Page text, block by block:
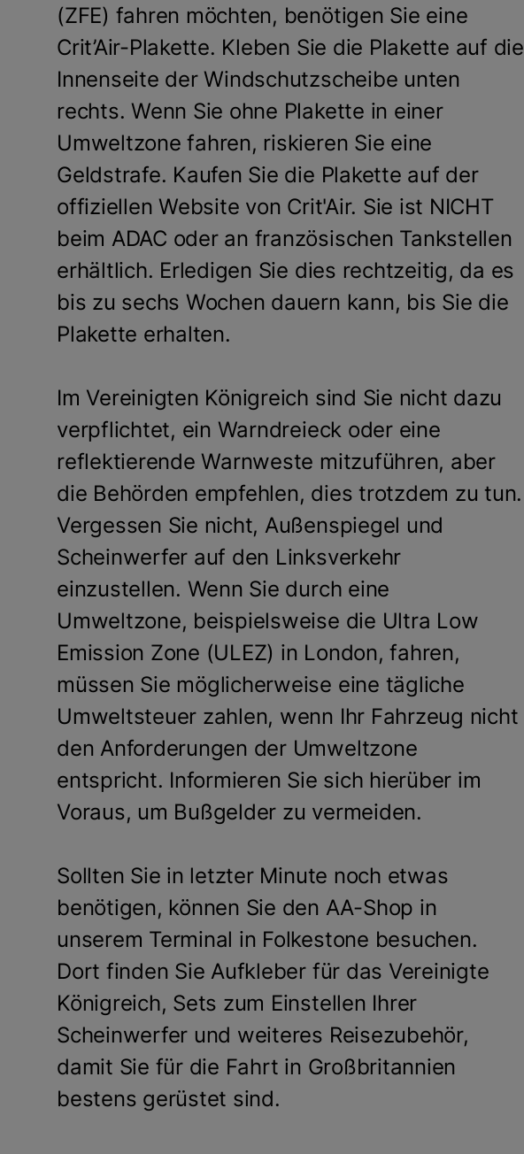
(ZFE) fahren möchten, benötigen Sie eine
Crit’Air-Plakette. Kleben Sie die Plakette auf die
Innenseite der Windschutzscheibe unten
rechts. Wenn Sie ohne Plakette in einer
Umweltzone fahren, riskieren Sie eine
Geldstrafe. Kaufen Sie die Plakette auf der
offiziellen Website von Crit'Air. Sie ist NICHT
beim ADAC oder an französischen Tankstellen
erhältlich. Erledigen Sie dies rechtzeitig, da es
bis zu sechs Wochen dauern kann, bis Sie die
Plakette erhalten.
Im Vereinigten Königreich sind Sie nicht dazu
verpflichtet, ein Warndreieck oder eine
reflektierende Warnweste mitzuführen, aber
die Behörden empfehlen, dies trotzdem zu tun.
Vergessen Sie nicht, Außenspiegel und
Scheinwerfer auf den Linksverkehr
einzustellen. Wenn Sie durch eine
Umweltzone, beispielsweise die Ultra Low
Emission Zone (ULEZ) in London, fahren,
müssen Sie möglicherweise eine tägliche
Umweltsteuer zahlen, wenn Ihr Fahrzeug nicht
den Anforderungen der Umweltzone
entspricht. Informieren Sie sich hierüber im
Voraus, um Bußgelder zu vermeiden.
Sollten Sie in letzter Minute noch etwas
benötigen, können Sie den AA-Shop in
unserem Terminal in Folkestone besuchen.
Dort finden Sie Aufkleber für das Vereinigte
Königreich, Sets zum Einstellen Ihrer
Scheinwerfer und weiteres Reisezubehör,
damit Sie für die Fahrt in Großbritannien
bestens gerüstet sind.